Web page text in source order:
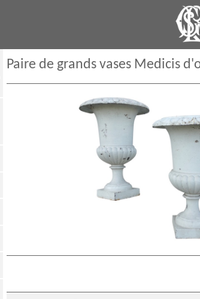
Paire de grands vases Medicis